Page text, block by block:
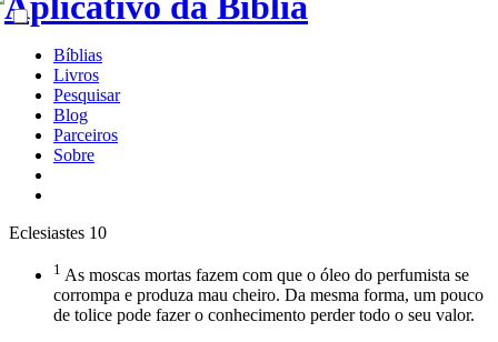
Bíblias
Livros
Pesquisar
Blog
Parceiros
Sobre
Eclesiastes 10
1 As moscas mortas fazem com que o óleo do perfumista se
corrompa e produza mau cheiro. Da mesma forma, um pouco
de tolice pode fazer o conhecimento perder todo o seu valor.